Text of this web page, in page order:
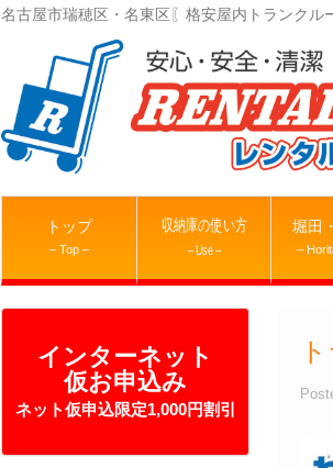
名古屋市瑞穂区・名東区〖格安屋内トランク
トップ
– Top –
収納庫の使い方
– Use –
堀田
–
インターネット
仮お申込み
ネット仮申込限定1,000円割引